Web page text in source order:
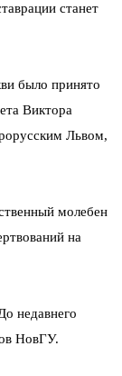
станет
было принято
Виктора
Львом,
молебен
на
недавнего
НовГУ.